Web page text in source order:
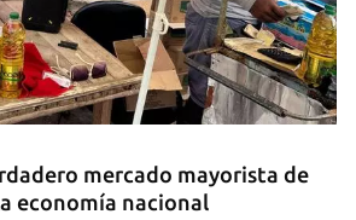
mercado mayorista de
economía nacional